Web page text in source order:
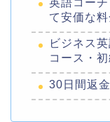
て安価な
ビジネス
コース・
30日間返